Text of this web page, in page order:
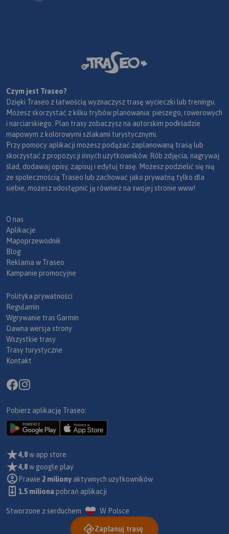
Czym jest Traseo?
Dzięki Traseo z łatwością wyznaczysz trasę wycieczki lub treningu.
Możesz skorzystać z kilku trybów planowania: pieszego, rowerowych
i narciarskiego. Plan trasy zobaczysz na autorskim podkładzie
mapowym z kolorowymi szlakami turystycznymi.
Przy pomocy aplikacji możesz podążać zaplanowaną trasą lub
skorzystać z propozycji innych użytkowników. Rób zdjęcia, nagrywaj
ślad, dodawaj opisy, zapisuj i edytuj trasę. Możesz podzielić się nią
ze społecznością Traseo lub zachować jako prywatną tylko dla
siebie, możesz udostępnić ją również na swojej stronie www!
O nas
Aplikacje
Mapoprzewodnik
Blog
Reklama w Traseo
Kampanie promocyjne
Polityka prywatności
Regulamin
Wgrywanie tras Garmin
Dawna wersja strony
Wszystkie trasy
Trasy turystyczne
Kontakt
Pobierz aplikację Traseo:
4,8w app store
4,8w google play
Prawie 2 miliony aktywnych użytkowników
1.5 miliona pobrań aplikacji
Stworzone z serduchem W Polsce
Zaplanuj trasę